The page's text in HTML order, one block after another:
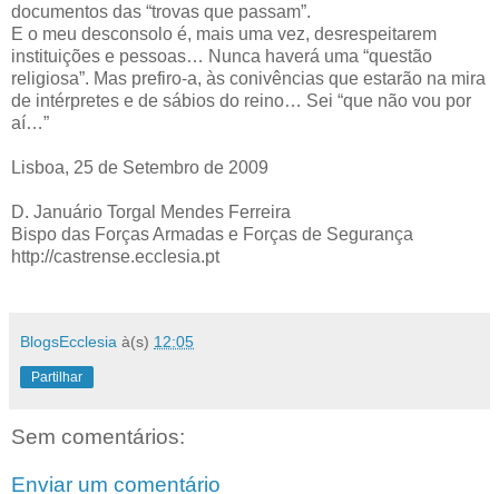
documentos das “trovas que passam”.
E o meu desconsolo é, mais uma vez, desrespeitarem
instituições e pessoas… Nunca haverá uma “questão
religiosa”. Mas prefiro-a, às conivências que estarão na mira
de intérpretes e de sábios do reino… Sei “que não vou por
aí…”
Lisboa, 25 de Setembro de 2009
D. Januário Torgal Mendes Ferreira
Bispo das Forças Armadas e Forças de Segurança
http://castrense.ecclesia.pt
BlogsEcclesia à(s) 12:05
Partilhar
Sem comentários:
Enviar um comentário